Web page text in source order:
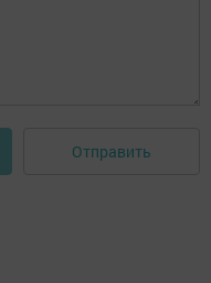
Отправить